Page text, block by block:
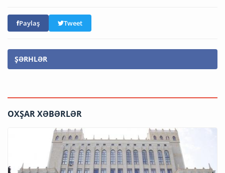
Paylaş Tweet
ŞƏRHLƏR
OXŞAR XƏBƏRLƏR